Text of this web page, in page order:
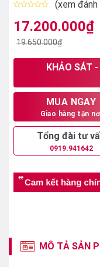
xếp
hạng
5
(xem đánh
19.650.000₫
Giá
gốc
19.650.000₫.
17.200.000₫
Giá
hiện
KHẢO SÁT
MUA NGAY
Giao hàng tận
Tổng đài tư
0919.941642
MÔ TẢ SẢN